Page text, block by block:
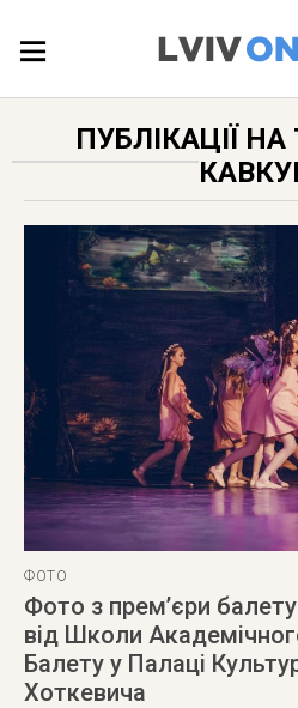
ПУБЛІКАЦІЇ
ДОВІДКА
ПУБЛІКАЦІЇ
ФОТО
Фото з прем’єри
від Школи
Балету у Палаці
Хоткевича